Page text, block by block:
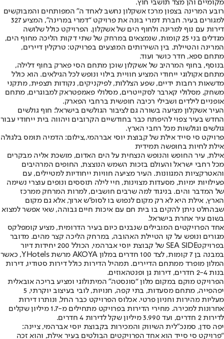
מקומיים והן מצד תושבי חוץ.
רובע המרינה בצפון מרכז אשקלון נחשב לאחד ה" המפותחים והמבוקשים
למגורים בעיר. חברת דמרי בונה את פרויקט “דמרי במרינה", המציע 327
דירות עם נוף למרינה ולחוף הים של אשקלון. הפרויקט כולל שלושה
מגדלים בני 25 קומות, שנמצאים במרחק של שתי דקות הליכה מחוף הים,
המרינה והטיילת. בין השירותים המוצעים בפרויקט: טרקלין דיירים,
מתחם ספא, חדר כושר ועוד.
בנוסף, בחוף המרהיב של אשקלון שוכן מתחם הסי פארק בחוף דלילה,
מתחם אקולוגי ייחודי המציע חוויית בילוי ונופש לכל הגילאים. הוא כולל
מדשאות רחבות ידיים, שפע הצללות, לפיקניקים, נקודות תצפית, מתקני
משחק, מסלולי קארבר לסקייטרים, מסלולי פאמפטראק למבוגרים, מתחם
אופניים לילדים ושבילי רכיבה חופשית ברחבי הפארק.
העיר אשקלון מציעה בשורה גם לציבור הגולשים בישראל: חוף גולשים
החדש בעיר צפוי להיפתח כבר בחודשיים הקרובים ויהווה בית ייחודי עבור
גולשים וגולשות מכל רחבי הארץ.
פרויקט סי סייד אילת של קבוצת יוסי אברהמי.,צילום: הדמיה תומס בלגולה
אילת לחיות בחופשה תמידית
אילת, עיר החופש והנופש הנצחית על הים האדום, מושכת אליה מבקרים
מכל רחבי ישראל והעולם בזכות השמש הנוצצת, החופים המרהיבים
והאטרקציות המגוונות. העיר מציעה חוויות ייחודיות למטיילים, עם
פעילויות ימיות, מסעדות מצוינות, חיי לילה תוססים ונופים עוצרי נשימה
של המדבר והים. בניגוד למה שרבים חושבים, למרות המרחק ממרכז
הארץ, אילת היא לא רק מקום לנפוש בו לסופ"ש ארוך, אלא גם מקום
שבהחלט ניתן להקים בו בית חם עם איכות חיים גבוהה, שאי אפשר למצוא
בשום עיר אחרת בישראל.
אחד הפרויקטים המובילים שנבנים כיום בעיר הדרומית, מציע קומפלקס
מגורים ונופש על קו הטיילת האהובה, במרחק הליכה קצר מהים. מדובר
בפרויקטSEA SIDE של קבוצת יוסי אברהמי, הכולל 200 יחידות דיור
במבנה בן 7 קומות, לצד 100 חדרים במלון AKOYA מרשת YHotels, כאשר
המלון מופרד ממתחם הדיירים. תמהיל הדירות כולל דירות סטודיו, דירות
בנות 2-4 חדרים, דירות גן ופנטהאוזים.
הפרויקט מוקם במקום מלון “סונסטה" המיתולוגי ומציע בריכה אובאלית
יפהפייה, מתחם מסעדות, בתי קפה, חנויות, לובי בעיצוב יוקרתי, 5
מעליות מהירות וחניון פרטי. אכלוס הפרויקט כבר החל, ונותרו דירות
אחרונות למכירה. מחירי הדירות בפרויקט מתחילים מ-1.7 מיליון שקלים
לדירות 2 חדרים, ועד 3.990 מיליון שקל לדירות 4 חדרים.
יפה סדן, סמנכ"לית השיווק והמכירות בקבוצת יוסי אברהמי, ציינה:
“פרויקט סי סייד הוא אחד הפרויקטים הבולטים בעיר אילת, והוא זכה